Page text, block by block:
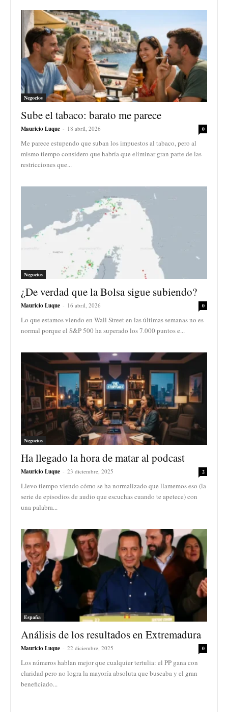
Negocios
Sube el tabaco: barato me parece
Mauricio Luque - 18 abril, 2026 0
Me parece estupendo que suban los impuestos al tabaco, pero al
mismo tiempo considero que habría que eliminar gran parte de las
restricciones que...
Negocios
¿De verdad que la Bolsa sigue subiendo?
Mauricio Luque - 16 abril, 2026 0
Lo que estamos viendo en Wall Street en las últimas semanas no es
normal porque el S&P 500 ha superado los 7.000 puntos e...
Negocios
Ha llegado la hora de matar al podcast
Mauricio Luque - 23 diciembre, 2025 2
Llevo tiempo viendo cómo se ha normalizado que llamemos eso (la
serie de episodios de audio que escuchas cuando te apetece) con
una palabra...
España
Análisis de los resultados en Extremadura
Mauricio Luque - 22 diciembre, 2025 0
Los números hablan mejor que cualquier tertulia: el PP gana con
claridad pero no logra la mayoría absoluta que buscaba y el gran
beneficiado...